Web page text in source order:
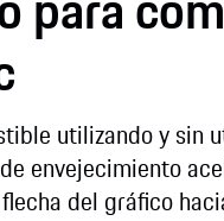
utilizando y
envejecimiento
del gráfico